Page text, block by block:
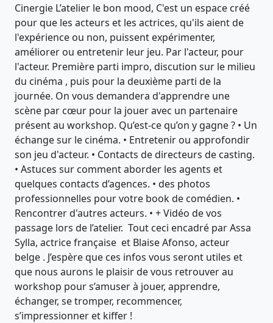
Cinergie L’atelier le bon mood, C'est un espace créé
pour que les acteurs et les actrices, qu'ils aient de
l'expérience ou non, puissent expérimenter,
améliorer ou entretenir leur jeu. Par l'acteur, pour
l'acteur. Première parti impro, discution sur le milieu
du cinéma , puis pour la deuxième parti de la
journée. On vous demandera d'apprendre une
scène par cœur pour la jouer avec un partenaire
présent au workshop. Qu’est-ce qu’on y gagne ? • Un
échange sur le cinéma. • Entretenir ou approfondir
son jeu d'acteur. • Contacts de directeurs de casting.
• Astuces sur comment aborder les agents et
quelques contacts d’agences. • des photos
professionnelles pour votre book de comédien. •
Rencontrer d'autres acteurs. • + Vidéo de vos
passage lors de l’atelier. Tout ceci encadré par Assa
Sylla, actrice française et Blaise Afonso, acteur
belge . J’espère que ces infos vous seront utiles et
que nous aurons le plaisir de vous retrouver au
workshop pour s’amuser à jouer, apprendre,
échanger, se tromper, recommencer,
s’impressionner et kiffer !